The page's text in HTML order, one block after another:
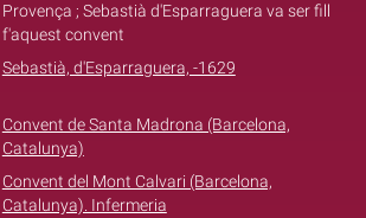
Provença ; Sebastià d'Esparraguera va ser fill
f'aquest convent
Sebastià, d'Esparraguera, -1629
Convent de Santa Madrona (Barcelona,
Catalunya)
Convent del Mont Calvari (Barcelona,
Catalunya). Infermeria